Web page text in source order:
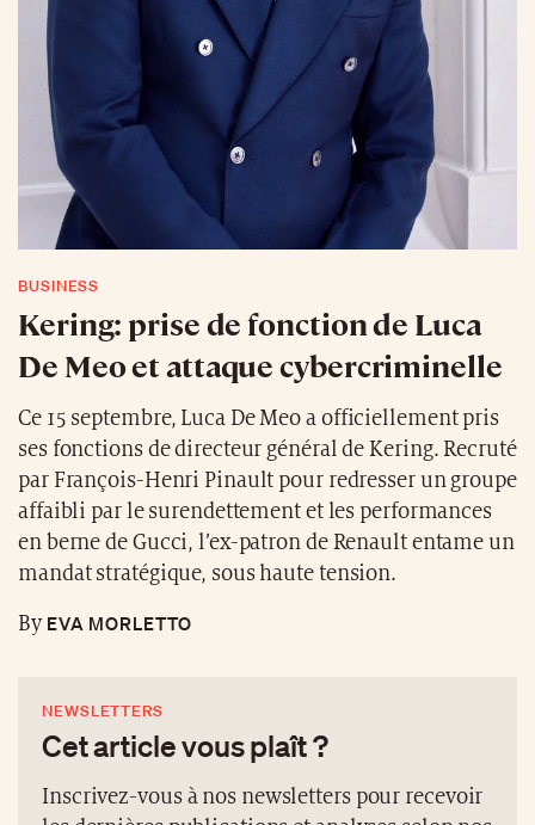
BUSINESS
Kering: prise de fonction de Luca
De Meo et attaque cybercriminelle
Ce 15 septembre, Luca De Meo a officiellement pris
ses fonctions de directeur général de Kering. Recruté
par François-Henri Pinault pour redresser un groupe
affaibli par le surendettement et les performances
en berne de Gucci, l’ex-patron de Renault entame un
mandat stratégique, sous haute tension.
ByEVA MORLETTO
NEWSLETTERS
Cet article vous plaît ?
Inscrivez-vous à nos newsletters pour recevoir